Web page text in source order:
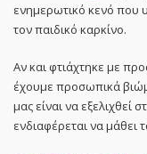
ενημερωτικό κενό που
τον παιδικό καρκίνο.
Αν και φτιάχτηκε με
έχουμε προσωπικά
μας είναι να εξελιχθεί
ενδιαφέρεται να μάθει